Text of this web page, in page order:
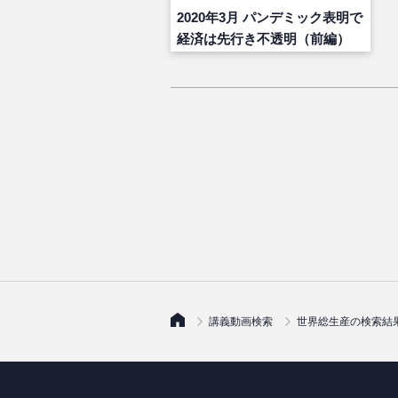
2020年3月 パンデミック表明で
経済は先行き不透明（前編）
講義動画検索 世界総生産の検索結